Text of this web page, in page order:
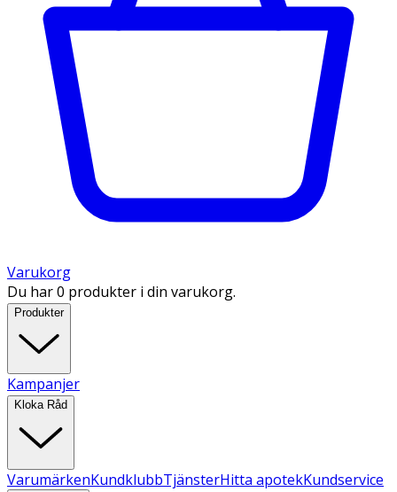
Varukorg
Du har 0 produkter i din varukorg.
Produkter
Kampanjer
Kloka Råd
VarumärkenKundklubbTjänsterHitta apotekKundservice